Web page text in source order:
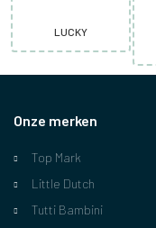
LUCKY
Onze merken
Top Mark
Little Dutch
Tutti Bambini